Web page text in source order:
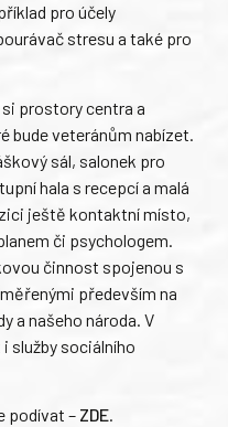
pro účely
stresu a také pro
prostory centra a
bude veteránům nabízet.
sál, salonek pro
hala s recepcí a malá
ještě kontaktní místo,
či psychologem.
činnost spojenou s
především na
a našeho národa. V
služby sociálního
podívat – ZDE.